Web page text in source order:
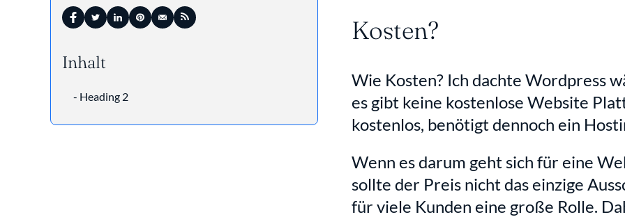
Inhalt
- Heading 2
Kosten?
Wie Kosten? Ich dachte Wordpress
es gibt keine kostenlose Website
kostenlos, benötigt dennoch ein
Wenn es darum geht sich für eine
sollte der Preis nicht das einzige
für viele Kunden eine große Rolle.